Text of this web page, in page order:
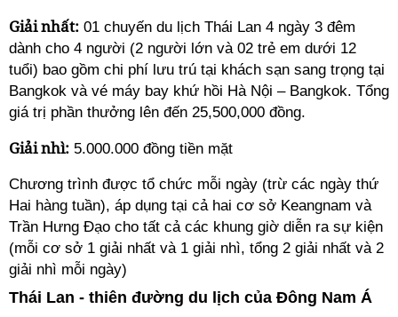
Giải nhất: 01 chuyến du lịch Thái Lan 4 ngày 3 đêm
dành cho 4 người (2 người lớn và 02 trẻ em dưới 12
tuổi) bao gồm chi phí lưu trú tại khách sạn sang trọng tại
Bangkok và vé máy bay khứ hồi Hà Nội – Bangkok. Tổng
giá trị phần thưởng lên đến 25,500,000 đồng.
Giải nhì: 5.000.000 đồng tiền mặt
Chương trình được tổ chức mỗi ngày (trừ các ngày thứ
Hai hàng tuần), áp dụng tại cả hai cơ sở Keangnam và
Trần Hưng Đạo cho tất cả các khung giờ diễn ra sự kiện
(mỗi cơ sở 1 giải nhất và 1 giải nhì, tổng 2 giải nhất và 2
giải nhì mỗi ngày)
Thái Lan - thiên đường du lịch của Đông Nam Á